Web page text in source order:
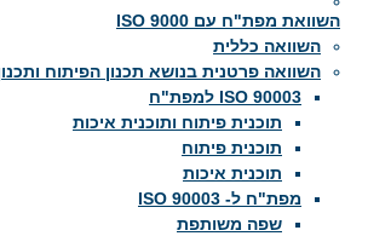
השוואת מפת"ח עם ISO 9000
השוואה כללית
השוואה פרטנית בנושא תכנון הפיתוח
ISO 90003 למפת"ח
תוכנית פיתוח ותוכנית איכות
תוכנית פיתוח
תוכנית איכות
מפת"ח ל- ISO 90003
שפה משותפת